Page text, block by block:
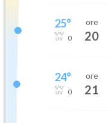
25°
0
ore
20
24°
0
ore
21